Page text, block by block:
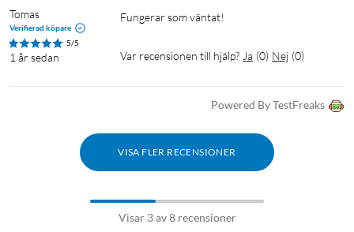
Tomas
Verifierad köpare
5/5
1 år sedan
Fungerar som väntat!
Var recensionen till hjälp? Ja (0) Nej (0)
Powered By TestFreaks
VISA FLER RECENSIONER
Visar 3 av 8 recensioner